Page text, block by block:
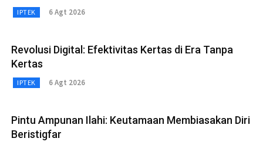
IPTEK 6 Agt 2026
Revolusi Digital: Efektivitas Kertas di Era Tanpa
Kertas
IPTEK 6 Agt 2026
Pintu Ampunan Ilahi: Keutamaan Membiasakan Diri
Beristigfar